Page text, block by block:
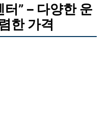
터” – 다양한 운
한 가격